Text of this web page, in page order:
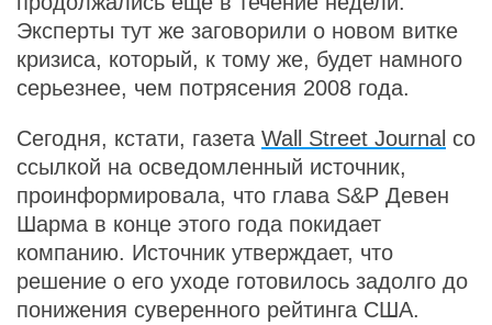
Эксперты тут же заговорили о новом витке
кризиса, который, к тому же, будет намного
серьезнее, чем потрясения 2008 года.
Сегодня, кстати, газета Wall Street Journal со
ссылкой на осведомленный источник,
проинформировала, что глава S&P Девен
Шарма в конце этого года покидает
компанию. Источник утверждает, что
решение о его уходе готовилось задолго до
понижения суверенного рейтинга США.